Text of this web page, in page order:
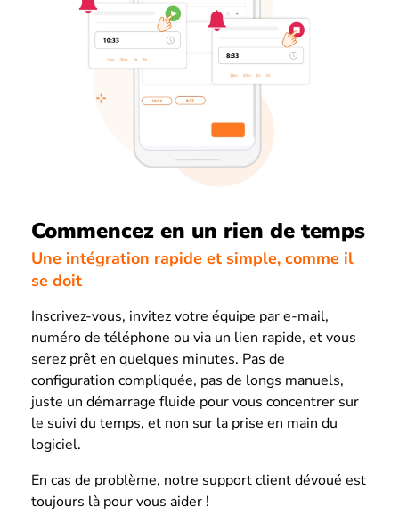
Commencez en un rien de temps
Une intégration rapide et simple, comme il
se doit
Inscrivez-vous, invitez votre équipe par e-mail,
numéro de téléphone ou via un lien rapide, et vous
serez prêt en quelques minutes. Pas de
configuration compliquée, pas de longs manuels,
juste un démarrage fluide pour vous concentrer sur
le suivi du temps, et non sur la prise en main du
logiciel.
En cas de problème, notre support client dévoué est
toujours là pour vous aider !